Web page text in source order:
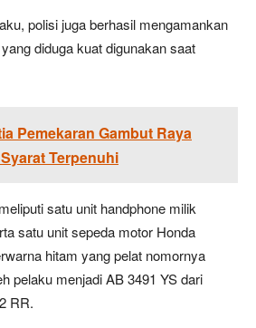
polisi juga berhasil mengamankan
diduga kuat digunakan saat
Pemekaran Gambut Raya
Terpenuhi
satu unit handphone milik
satu unit sepeda motor Honda
hitam yang pelat nomornya
pelaku menjadi AB 3491 YS dari
RR.